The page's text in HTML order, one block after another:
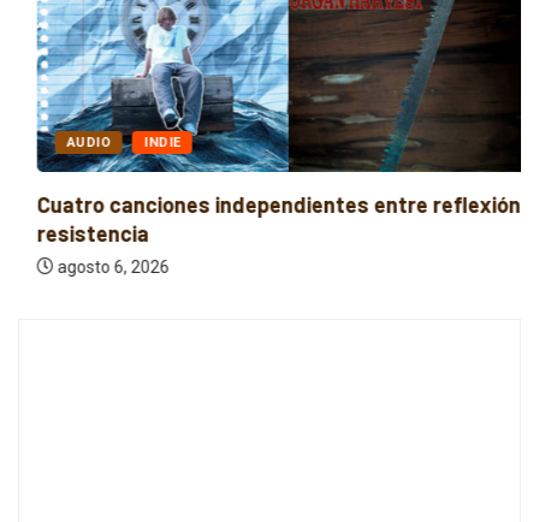
AUDIO INDIE
Cuatro canciones independientes entre reflexión y
resistencia
agosto 6, 2026